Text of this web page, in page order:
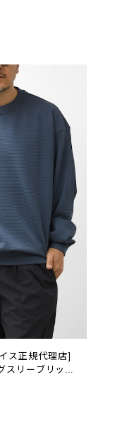
リーブリップ
シャツ・シン
[2026SS]